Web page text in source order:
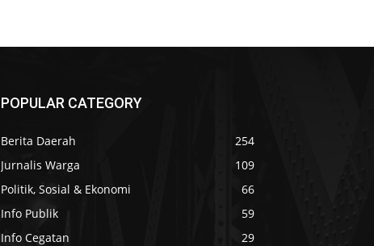
POPULAR CATEGORY
Berita Daerah
254
Jurnalis Warga
109
Politik, Sosial & Ekonomi
66
Info Publik
59
Info Cegatan
29